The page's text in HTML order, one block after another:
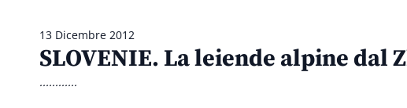
13 Dicembre 2012
SLOVENIE. La leiende alpine dal
............